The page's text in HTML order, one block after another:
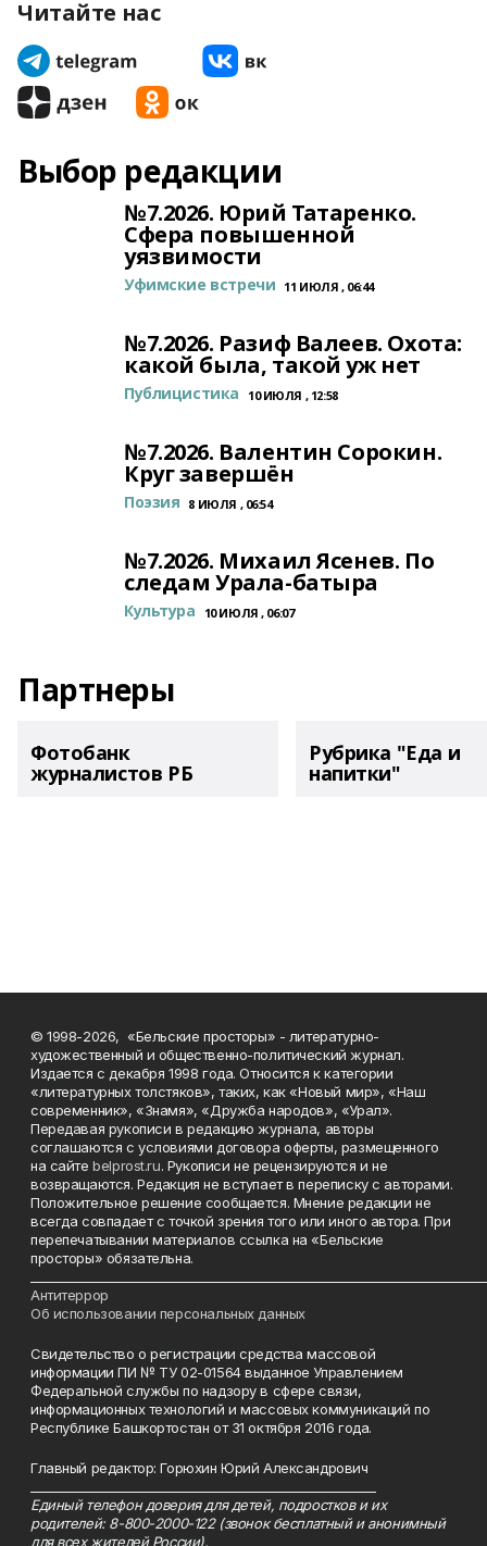
Читайте нас
Выбор редакции
№7.2026. Юрий Татаренко.
Сфера повышенной
уязвимости
Уфимские встречи 11 ИЮЛЯ , 06:44
№7.2026. Разиф Валеев. Охота:
какой была, такой уж нет
Публицистика 10 ИЮЛЯ , 12:58
№7.2026. Валентин Сорокин.
Круг завершён
Поэзия 8 ИЮЛЯ , 06:54
№7.2026. Михаил Ясенев. По
следам Урала-батыра
Культура 10 ИЮЛЯ , 06:07
Партнеры
Фотобанк
журналистов РБ
Рубрика "Еда и
напитки"
© 1998-2026, «Бельские просторы» - литературно-
художественный и общественно-политический журнал.
Издается с декабря 1998 года. Относится к категории
«литературных толстяков», таких, как «Новый мир», «Наш
современник», «Знамя», «Дружба народов», «Урал».
Передавая рукописи в редакцию журнала, авторы
соглашаются с условиями договора оферты, размещенного
на сайтеbelprost.ru. Рукописи не рецензируются и не
возвращаются. Редакция не вступает в переписку с авторами.
Положительное решение сообщается. Мнение редакции не
всегда совпадает с точкой зрения того или иного автора. При
перепечатывании материалов ссылка на «Бельские
просторы» обязательна.
Антитеррор
Об использовании персональных данных
Свидетельство о регистрации средства массовой
информации ПИ № ТУ 02-01564 выданное Управлением
Федеральной службы по надзору в сфере связи,
информационных технологий и массовых коммуникаций по
Республике Башкортостан от 31 октября 2016 года.
Главный редактор: Горюхин Юрий Александрович
Единый телефон доверия для детей, подростков и их
родителей: 8-800-2000-122 (звонок бесплатный и анонимный
для всех жителей России).